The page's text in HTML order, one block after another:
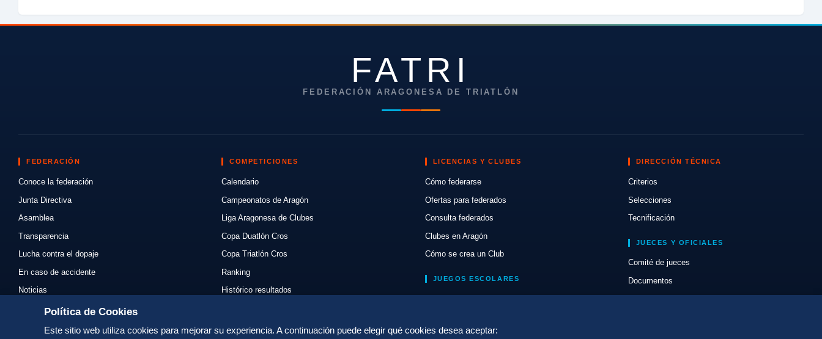
FATRI
FEDERACIÓN ARAGONESA DE TRIATLÓN
FEDERACIÓN
Conoce la federación
Junta Directiva
Asamblea
Transparencia
Lucha contra el dopaje
En caso de accidente
Noticias
Eventos
Enlaces
COMPETICIONES
Calendario
Campeonatos de Aragón
Liga Aragonesa de Clubes
Copa Duatlón Cros
Copa Triatlón Cros
Ranking
Histórico resultados
Normativas
LICENCIAS Y CLUBES
Cómo federarse
Ofertas para federados
Consulta federados
Clubes en Aragón
Cómo se crea un Club
JUEGOS ESCOLARES
DIRECCIÓN TÉCNICA
Criterios
Selecciones
Tecnificación
JUECES Y OFICIALES
Comité de jueces
Documentos
Política de Cookies
Este sitio web utiliza cookies para mejorar su experiencia. A continuación puede elegir qué cookies desea aceptar: